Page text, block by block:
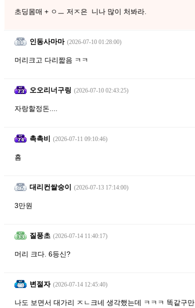
초딩몸매 + ㅇㅡ 저ㅈ은 니나 많이 처봐라.
인동사마마 (2026-07-10 01:28:00)
머리크고 다리짧음 ㅋㅋ
오오리너구링 (2026-07-10 02:43:25)
자랑할정돈....
촉촉비 (2026-07-11 09:10:46)
흠
대리컨쌀숭이 (2026-07-13 17:14:00)
3만원
질풍초 (2026-07-14 11:40:17)
머리 크다. 6등신?
변절자 (2026-07-14 12:45:40)
나도 보면서 대가리 ㅈㄴ크네 생각했는데 ㅋㅋㅋ 똑같구만